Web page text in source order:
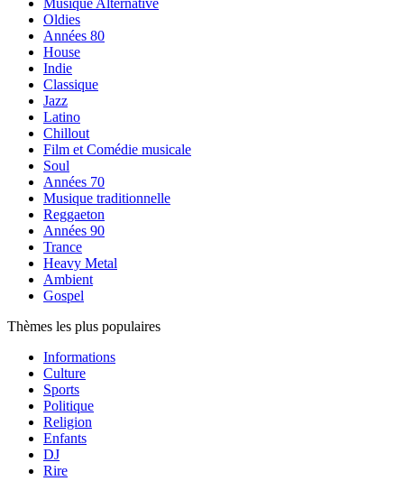
Musique Alternative
Oldies
Années 80
House
Indie
Classique
Jazz
Latino
Chillout
Film et Comédie musicale
Soul
Années 70
Musique traditionnelle
Reggaeton
Années 90
Trance
Heavy Metal
Ambient
Gospel
Thèmes les plus populaires
Informations
Culture
Sports
Politique
Religion
Enfants
DJ
Rire